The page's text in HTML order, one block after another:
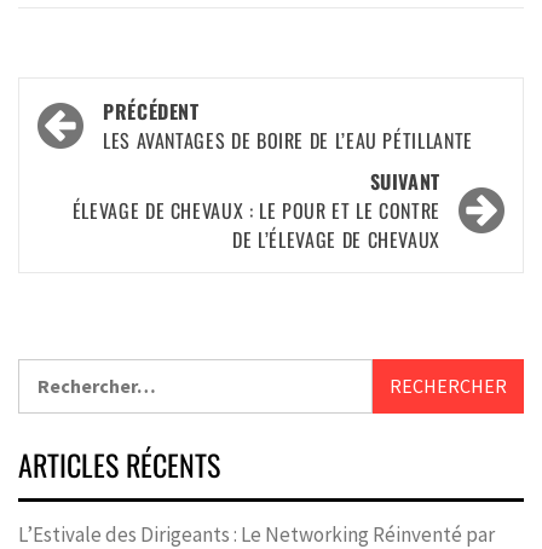
PRÉCÉDENT
LES AVANTAGES DE BOIRE DE L’EAU PÉTILLANTE
SUIVANT
ÉLEVAGE DE CHEVAUX : LE POUR ET LE CONTRE
DE L’ÉLEVAGE DE CHEVAUX
ARTICLES RÉCENTS
L’Estivale des Dirigeants : Le Networking Réinventé par